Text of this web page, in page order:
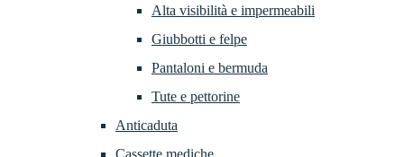
Alta visibilità e impermeabili
Giubbotti e felpe
Pantaloni e bermuda
Tute e pettorine
Anticaduta
Cassette mediche